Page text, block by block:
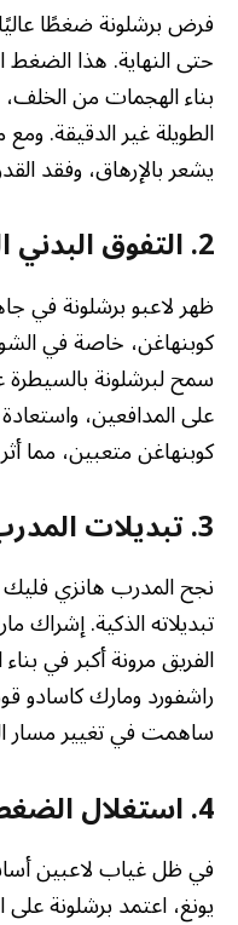
فرض برشلونة ضغطًا عاليًا
حتى النهاية. هذا
بناء الهجمات من الخلف،
الطويلة غير الدقيقة. ومع
يشعر بالإرهاق، وفقد
2. التفوق البدني الواضح
ظهر لاعبو برشلونة في
كوبنهاغن، خاصة في
سمح لبرشلونة
على المدافعين،
كوبنهاغن متعبين، مما
3. تبديلات المدرب هانزي فليك الحاسمة
نجح المدرب هانزي فليك
تبديلاته الذكية. إشراك
الفريق مرونة أكبر في
راشفورد ومارك كاسادو
ساهمت في تغيير مسار
4. استغلال الضغط العكسي بذكاء
في ظل غياب لاعبين
يونغ، اعتمد برشلونة